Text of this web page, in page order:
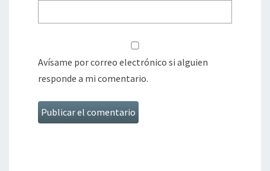
Avísame por correo electrónico si alguien
responde a mi comentario.